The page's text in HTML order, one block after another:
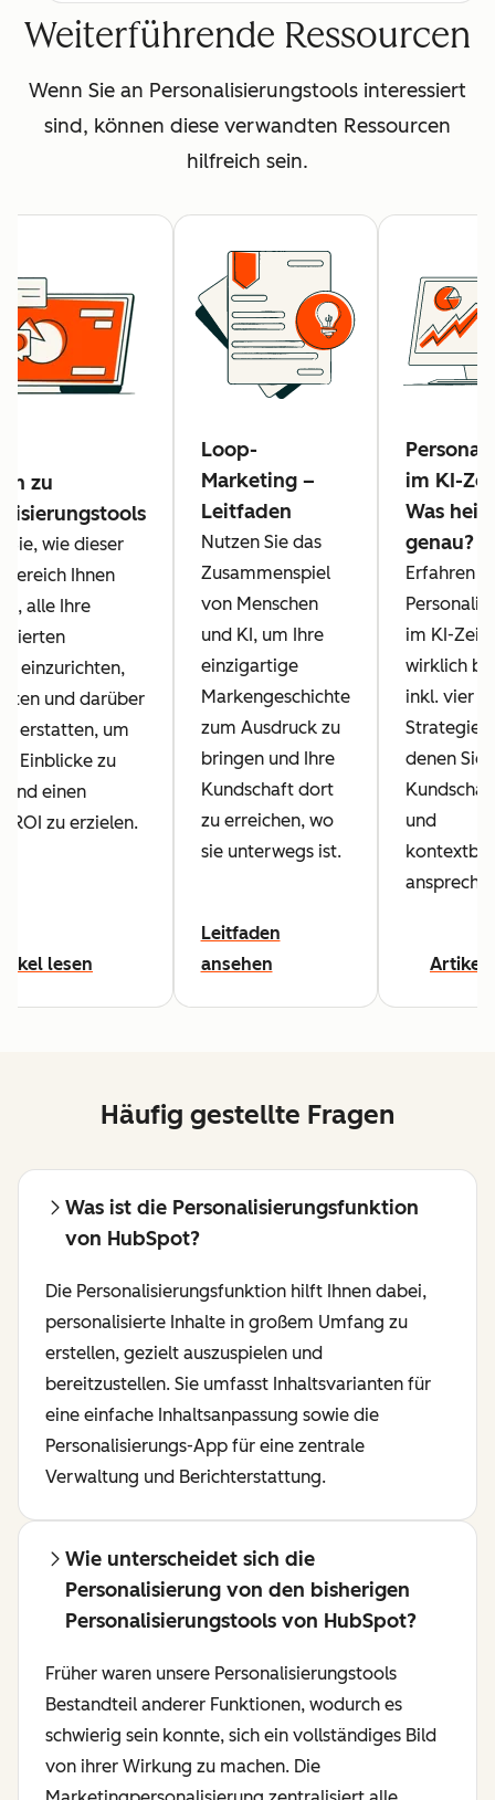
Weiterführende Ressourcen
Wenn Sie an Personalisierungstools interessiert
sind, können diese verwandten Ressourcen
hilfreich sein.
zu
Sie, wie dieser
Ihnen
alle Ihre
einzurichten,
und darüber
erstatten, um
Einblicke zu
und einen
ROI zu erzielen.
lesen
Loop-
Marketing –
Leitfaden
Nutzen Sie das
Zusammenspiel
von Menschen
und KI, um Ihre
einzigartige
Markengeschichte
zum Ausdruck zu
bringen und Ihre
Kundschaft dort
zu erreichen, wo
sie unterwegs ist.
Leitfaden
ansehen
im KI-
Was
genau?
Erfahren
im KI-
wirklich
inkl. vier
denen Sie
und
Artikel
Häufig gestellte Fragen
Was ist die Personalisierungsfunktion
von HubSpot?
Die Personalisierungsfunktion hilft Ihnen dabei,
personalisierte Inhalte in großem Umfang zu
erstellen, gezielt auszuspielen und
bereitzustellen. Sie umfasst Inhaltsvarianten für
eine einfache Inhaltsanpassung sowie die
Personalisierungs-App für eine zentrale
Verwaltung und Berichterstattung.
Wie unterscheidet sich die
Personalisierung von den bisherigen
Personalisierungstools von HubSpot?
Früher waren unsere Personalisierungstools
Bestandteil anderer Funktionen, wodurch es
schwierig sein konnte, sich ein vollständiges Bild
von ihrer Wirkung zu machen. Die